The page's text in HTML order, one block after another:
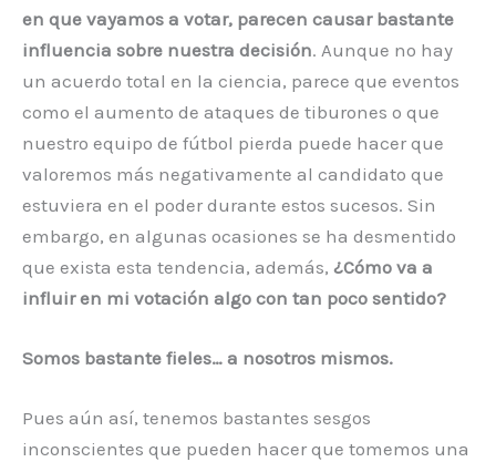
en que vayamos a votar, parecen causar bastante
influencia sobre nuestra decisión. Aunque no hay
un acuerdo total en la ciencia, parece que eventos
como el aumento de ataques de tiburones o que
nuestro equipo de fútbol pierda puede hacer que
valoremos más negativamente al candidato que
estuviera en el poder durante estos sucesos. Sin
embargo, en algunas ocasiones se ha desmentido
que exista esta tendencia, además, ¿Cómo va a
influir en mi votación algo con tan poco sentido?
Somos bastante fieles… a nosotros mismos.
Pues aún así, tenemos bastantes sesgos
inconscientes que pueden hacer que tomemos una